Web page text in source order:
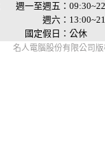
週一至週五：
週六：
國定假日：公休
名人電腦股份有限公司版